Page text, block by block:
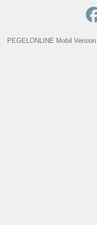
PEGELONLINE Mobil